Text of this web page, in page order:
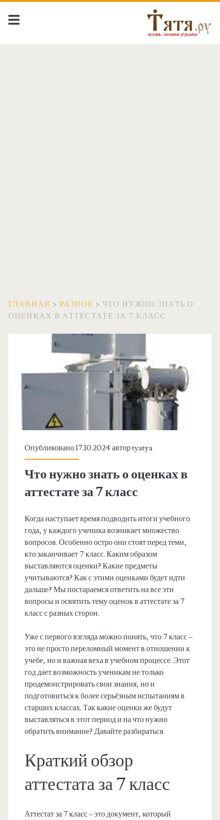
ГЛАВНАЯ >РАЗНОЕ > ЧТО НУЖНО ЗНАТЬ О
ОЦЕНКАХ В АТТЕСТАТЕ ЗА 7 КЛАСС
Опубликовано 17.10.2024 авторtyatya
Что нужно знать о оценках в
аттестате за 7 класс
Когда наступает время подводить итоги учебного
года, у каждого ученика возникает множество
вопросов. Особенно остро они стоят перед теми,
кто заканчивает 7 класс. Каким образом
выставляются оценки? Какие предметы
учитываются? Как с этими оценками будет идти
дальше? Мы постараемся ответить на все эти
вопросы и освятить тему оценок в аттестате за 7
класс с разных сторон.
Уже с первого взгляда можно понять, что 7 класс –
это не просто переломный момент в отношении к
учебе, но и важная веха в учебном процессе. Этот
год дает возможность ученикам не только
продемонстрировать свои знания, но и
подготовиться к более серьёзным испытаниям в
старших классах. Так какие оценки же будут
выставляться в этот период и на что нужно
обратить внимание? Давайте разбираться.
Краткий обзор
аттестата за 7 класс
Аттестат за 7 класс – это документ, который